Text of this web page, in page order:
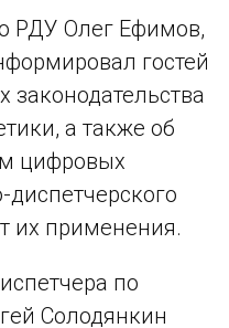
РДУ Олег Ефимов,
гостей
а также об
цифровых
диспетчерского
их применения.
по
Солодянкин